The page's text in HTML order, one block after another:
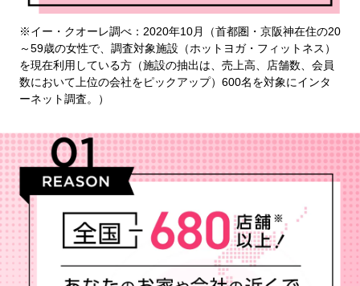
※イー・クオーレ調べ：2020年10月（首都圏・京阪神在住の20
～59歳の女性で、調査対象施設（ホットヨガ・フィットネス）
を現在利用している方（施設の抽出は、売上高、店舗数、会員
数において上位の会社をピックアップ）600名を対象にインタ
ーネット調査。）